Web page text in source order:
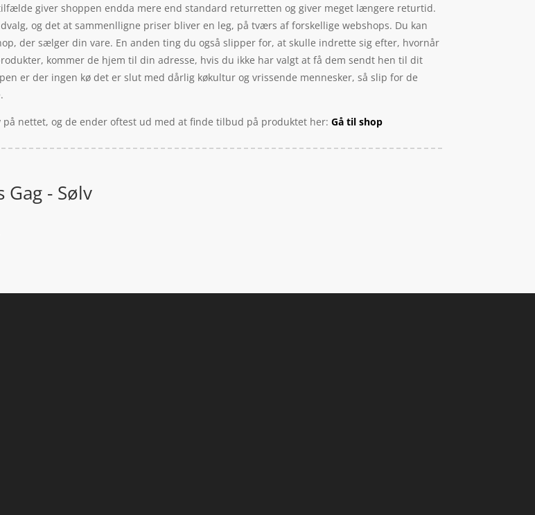
giver shoppen endda mere end standard returretten og giver meget længere returtid.
og det at sammenlligne priser bliver en leg, på tværs af forskellige webshops. Du kan
der sælger din vare. En anden ting du også slipper for, at skulle indrette sig efter, hvornår
kommer de hjem til din adresse, hvis du ikke har valgt at få dem sendt hen til dit
er der ingen kø det er slut med dårlig køkultur og vrissende mennesker, så slip for de
på nettet, og de ender oftest ud med at finde tilbud på produktet her:Gå til shop
Gag - Sølv